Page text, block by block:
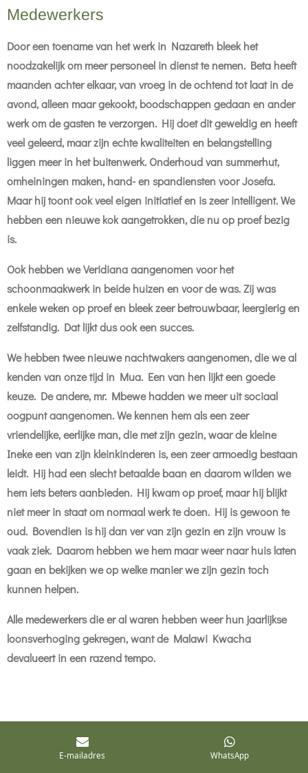
Medewerkers
Door een toename van het werk in Nazareth bleek het
noodzakelijk om meer personeel in dienst te nemen. Beta heeft
maanden achter elkaar, van vroeg in de ochtend tot laat in de
avond, alleen maar gekookt, boodschappen gedaan en ander
werk om de gasten te verzorgen. Hij doet dit geweldig en heeft
veel geleerd, maar zijn echte kwaliteiten en belangstelling
liggen meer in het buitenwerk. Onderhoud van summerhut,
omheiningen maken, hand- en spandiensten voor Josefa.
Maar hij toont ook veel eigen initiatief en is zeer intelligent. We
hebben een nieuwe kok aangetrokken, die nu op proef bezig
is.
Ook hebben we Veridiana aangenomen voor het
schoonmaakwerk in beide huizen en voor de was. Zij was
enkele weken op proef en bleek zeer betrouwbaar, leergierig en
zelfstandig. Dat lijkt dus ook een succes.
We hebben twee nieuwe nachtwakers aangenomen, die we al
kenden van onze tijd in Mua. Een van hen lijkt een goede
keuze. De andere, mr. Mbewe hadden we meer uit sociaal
oogpunt aangenomen. We kennen hem als een zeer
vriendelijke, eerlijke man, die met zijn gezin, waar de kleine
Ineke een van zijn kleinkinderen is, een zeer armoedig bestaan
leidt. Hij had een slecht betaalde baan en daarom wilden we
hem iets beters aanbieden. Hij kwam op proef, maar hij blijkt
niet meer in staat om normaal werk te doen. Hij is gewoon te
oud. Bovendien is hij dan ver van zijn gezin en zijn vrouw is
vaak ziek. Daarom hebben we hem maar weer naar huis laten
gaan en bekijken we op welke manier we zijn gezin toch
kunnen helpen.
Alle medewerkers die er al waren hebben weer hun jaarlijkse
loonsverhoging gekregen, want de Malawi Kwacha
devalueert in een razend tempo.
E-mailadres WhatsApp